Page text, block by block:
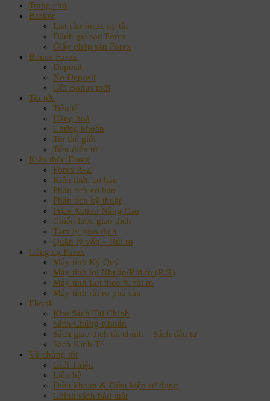
Trang chủ
Broker
List sàn forex uy tín
Đánh giá sàn Forex
Giấy phép sàn Forex
Bonus Forex
Deposit
No Deposit
Gửi Bonus mới
Tin tức
Tiền tệ
Hàng hoá
Chứng khoán
Tin thế giới
Tiền điện tử
Kiến thức Forex
Forex A-Z
Kiến thức cơ bản
Phân tích cơ bản
Phân tích kỹ thuật
Price Action Nâng Cao
Chiến lược giao dịch
Tâm lý giao dịch
Quản lý vốn – Rủi ro
Công cụ Forex
Máy tính Ký Quỹ
Máy tính lợi Nhuận/Rủi ro (R:R)
Máy tính Lot theo % rủi ro
Máy tính rủi ro phá sản
Ebook
Kho Sách Tài Chính
Sách Chứng Khoán
Sách giao dịch tài chính – Sách đầu tư
Sách Kinh Tế
Về chúng tôi
Giới Thiệu
Liên hệ
Điều khoản & Điều kiện sử dụng
Chính sách bảo mật